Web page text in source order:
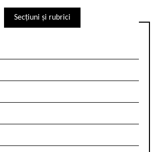
Secțiuni și rubrici